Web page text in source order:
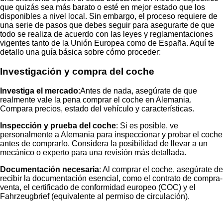
que quizás sea más barato o esté en mejor estado que los
disponibles a nivel local. Sin embargo, el proceso requiere de
una serie de pasos que debes seguir para asegurarte de que
todo se realiza de acuerdo con las leyes y reglamentaciones
vigentes tanto de la Unión Europea como de España. Aquí te
detallo una guía básica sobre cómo proceder:
Investigación y compra del coche
Investiga el mercado:Antes de nada, asegúrate de que
realmente vale la pena comprar el coche en Alemania.
Compara precios, estado del vehículo y características.
Inspección y prueba del coche: Si es posible, ve
personalmente a Alemania para inspeccionar y probar el coche
antes de comprarlo. Considera la posibilidad de llevar a un
mecánico o experto para una revisión más detallada.
Documentación necesaria: Al comprar el coche, asegúrate de
recibir la documentación esencial, como el contrato de compra-
venta, el certificado de conformidad europeo (COC) y el
Fahrzeugbrief (equivalente al permiso de circulación).